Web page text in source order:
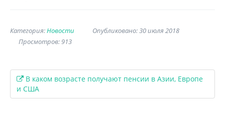
Категория:Новости
Опубликовано: 30 июля 2018
Просмотров: 913
В каком возрасте получают пенсии в Азии, Европе
и США